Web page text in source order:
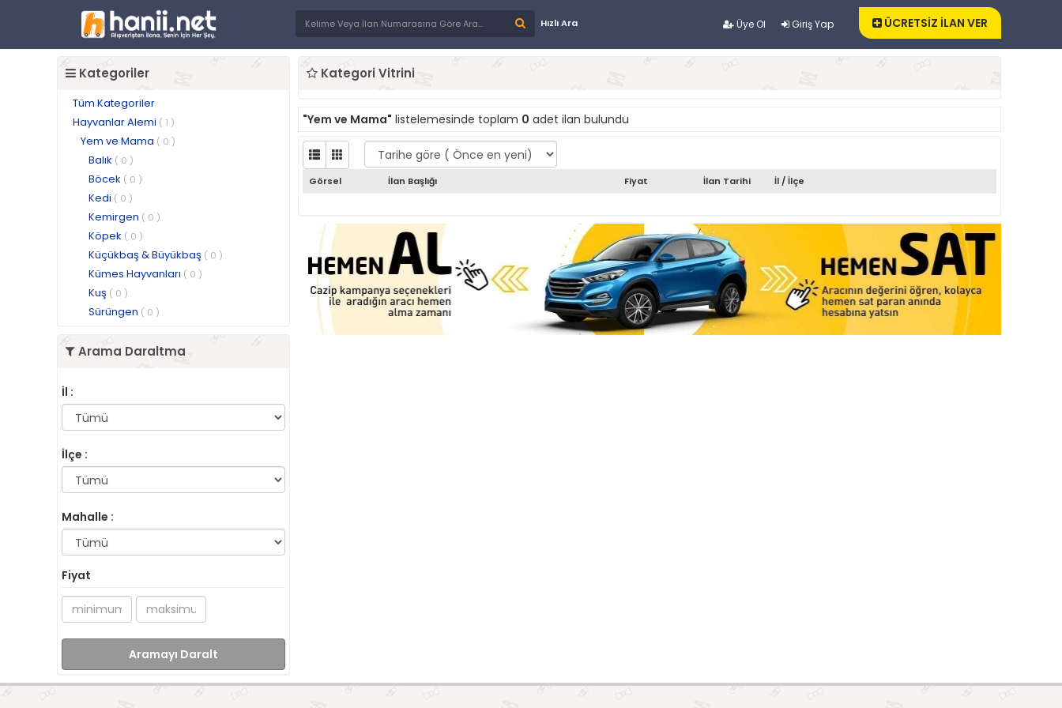
Üye Ol Giriş Yap
Hızlı Ara ÜCRETSİZ İLAN VER
Kategoriler
Tüm Kategoriler
Hayvanlar Alemi ( 1 )
Yem ve Mama ( 0 )
Balık ( 0 )
Böcek ( 0 )
Kedi ( 0 )
Kemirgen ( 0 )
Köpek ( 0 )
Küçükbaş & Büyükbaş ( 0 )
Kümes Hayvanları ( 0 )
Kuş ( 0 )
Sürüngen ( 0 )
Arama Daraltma
İl :
İlçe :
Mahalle :
Fiyat
Aramayı Daralt
Kategori Vitrini
"Yem ve Mama" listelemesinde toplam 0 adet ilan bulundu
Görsel İlan Başlığı Fiyat İlan Tarihi İl / İlçe